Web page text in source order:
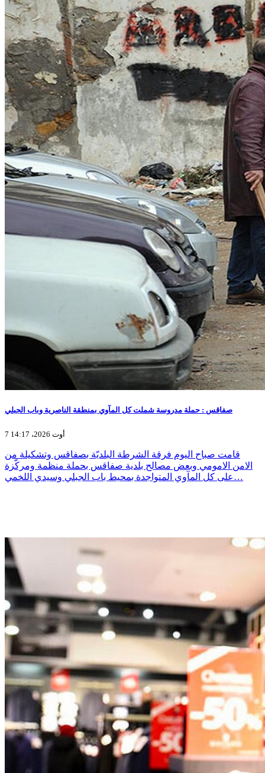
صفاقس : حملة مدروسة شملت كل المآوي بمنطقة الناصرية وباب الجبلي
7 أوت 2026، 14:17
قامت صباح اليوم فرقة الشرطة البلديّة بصفاقس وتشكيلة من
الامن الامومي وبعض مصالح بلدية صفاقس بحملة منظمة ومركّزة
على كل المآوي المتواجدة بمحيط باب الجبلي وسيدي اللخمي…